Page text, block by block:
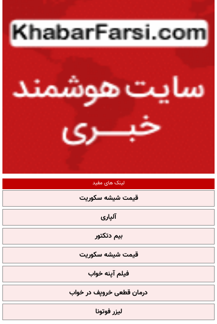
لینک های مفید
قیمت شیشه سکوریت
آلپاری
بیم دتکتور
قیمت شیشه سکوریت
فیلم آپنه خواب
درمان قطعی خروپف در خواب
لیزر فوتونا